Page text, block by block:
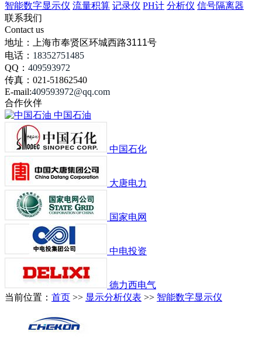
智能数字显示仪 流量积算 记录仪 PH计 分析仪 信号隔离器
联系我们
Contact us
地址：
上海市奉贤区环城西路3111号
电话： 18352751485
QQ： 409593972
传真：021-51862540
E-mail:409593972@qq.com
合作伙伴
中国石油
中国石化
大唐电力
国家电网
中电投资
德力西电气
当前位置： 首页 >> 显示分析仪表 >> 智能数字显示仪